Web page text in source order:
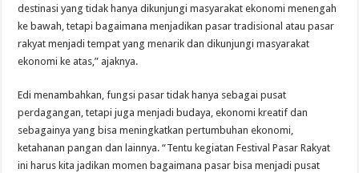
destinasi yang tidak hanya dikunjungi masyarakat ekonomi menengah
ke bawah, tetapi bagaimana menjadikan pasar tradisional atau pasar
rakyat menjadi tempat yang menarik dan dikunjungi masyarakat
ekonomi ke atas,” ajaknya.
Edi menambahkan, fungsi pasar tidak hanya sebagai pusat
perdagangan, tetapi juga menjadi budaya, ekonomi kreatif dan
sebagainya yang bisa meningkatkan pertumbuhan ekonomi,
ketahanan pangan dan lainnya. “Tentu kegiatan Festival Pasar Rakyat
ini harus kita jadikan momen bagaimana pasar bisa menjadi pusat